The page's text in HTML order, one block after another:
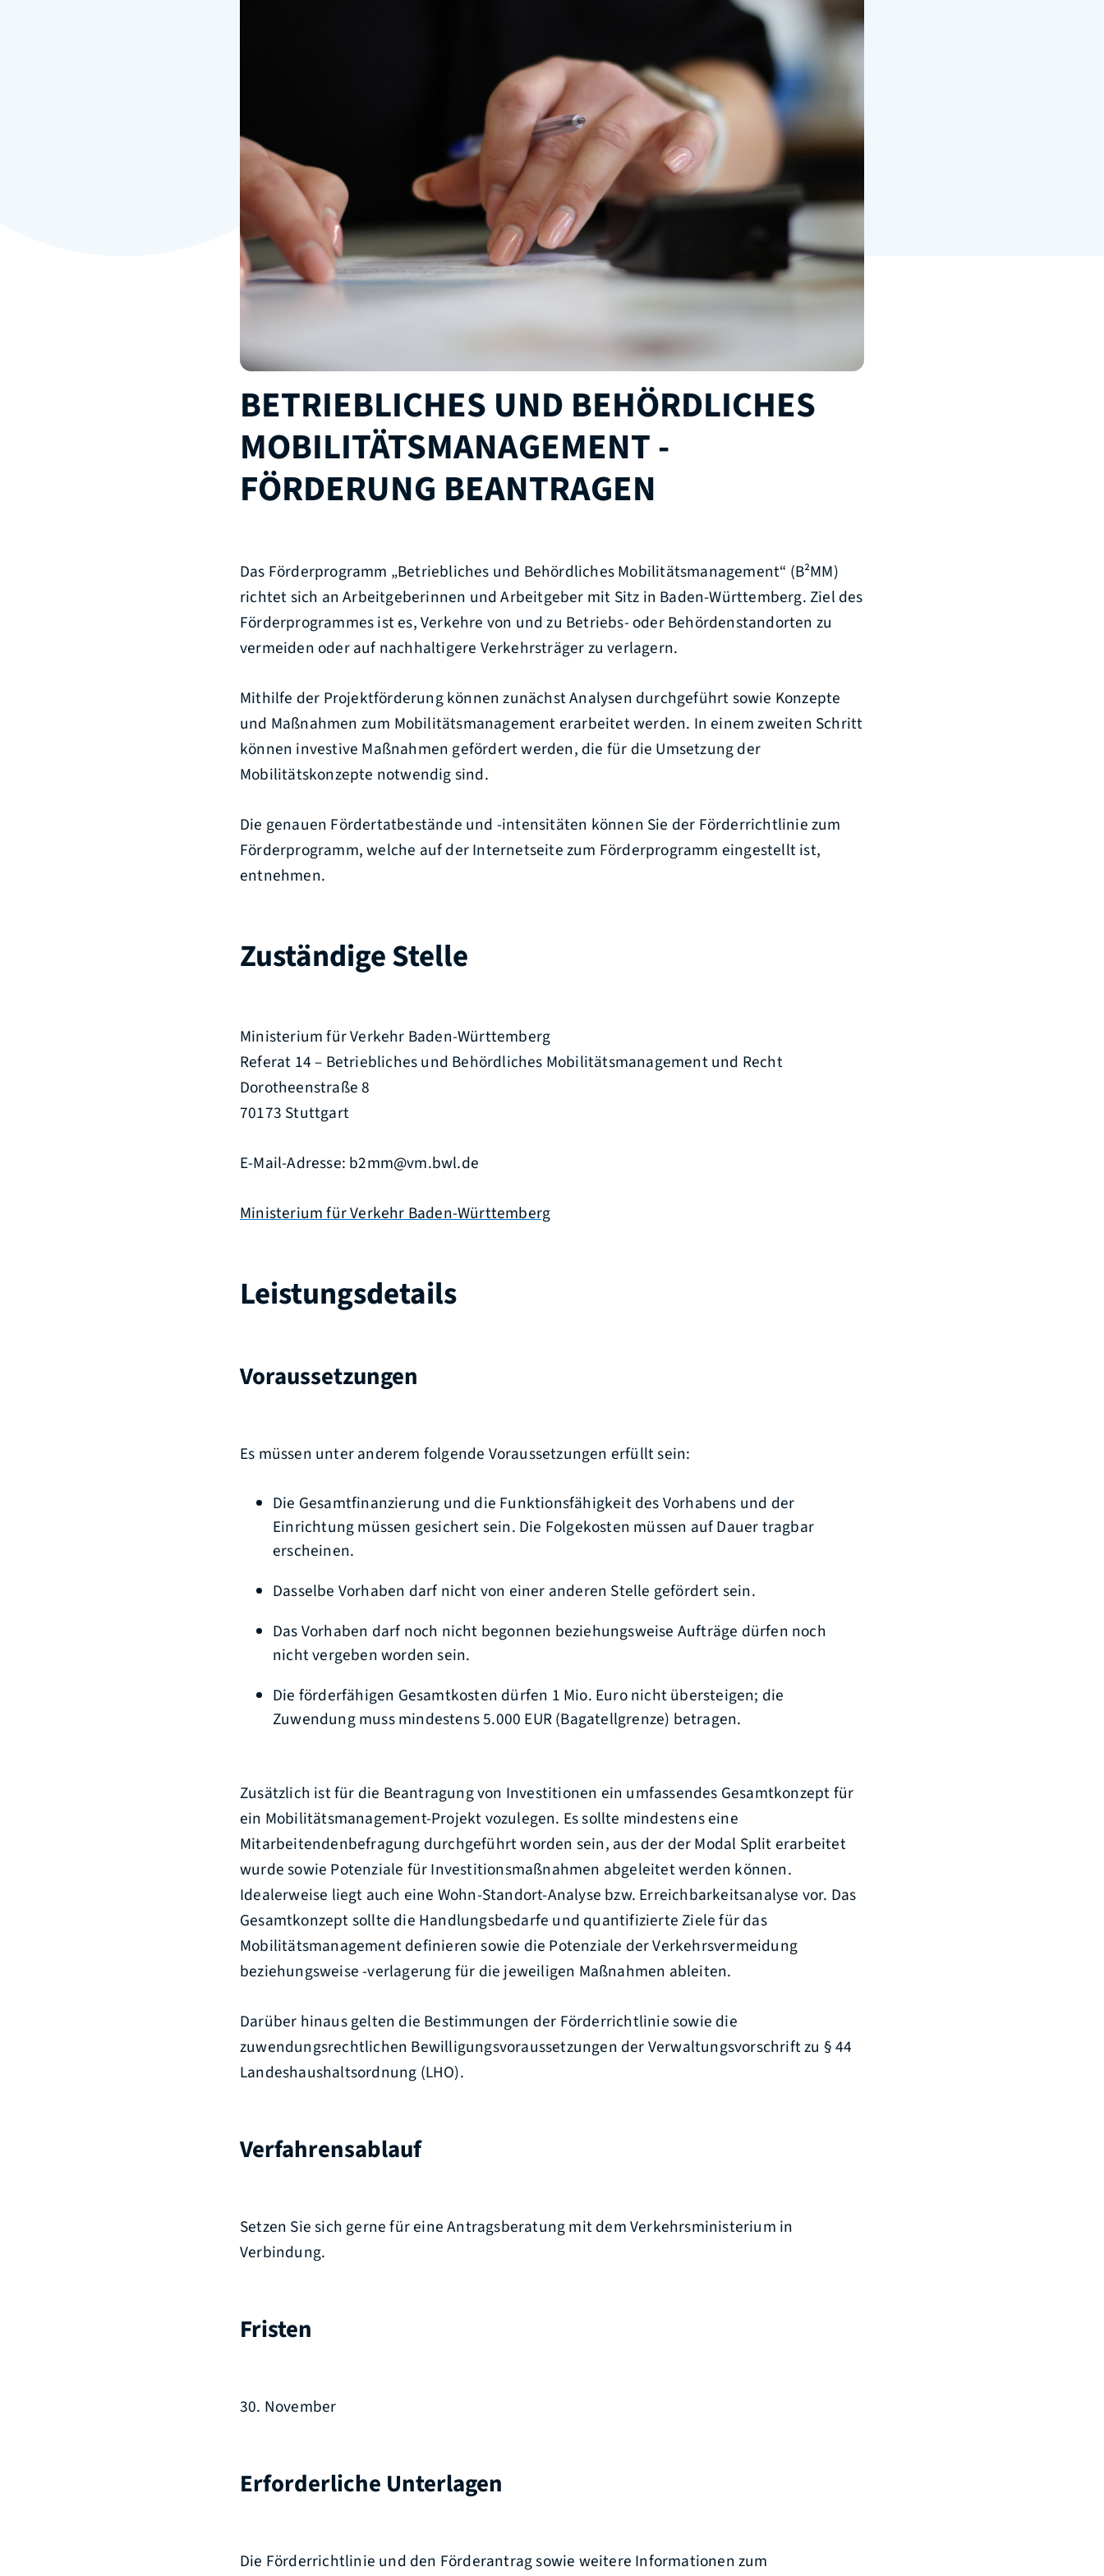
BETRIEBLICHES UND BEHÖRDLICHES
MOBILITÄTSMANAGEMENT -
FÖRDERUNG BEANTRAGEN
Das Förderprogramm „Betriebliches und Behördliches Mobilitätsmanagement“ (B²MM)
richtet sich an Arbeitgeberinnen und Arbeitgeber mit Sitz in Baden-Württemberg. Ziel des
Förderprogrammes ist es, Verkehre von und zu Betriebs- oder Behördenstandorten zu
vermeiden oder auf nachhaltigere Verkehrsträger zu verlagern.
Mithilfe der Projektförderung können zunächst Analysen durchgeführt sowie Konzepte
und Maßnahmen zum Mobilitätsmanagement erarbeitet werden. In einem zweiten Schritt
können investive Maßnahmen gefördert werden, die für die Umsetzung der
Mobilitätskonzepte notwendig sind.
Die genauen Fördertatbestände und -intensitäten können Sie der Förderrichtlinie zum
Förderprogramm, welche auf der Internetseite zum Förderprogramm eingestellt ist,
entnehmen.
Zuständige Stelle
Ministerium für Verkehr Baden-Württemberg
Referat 14 – Betriebliches und Behördliches Mobilitätsmanagement und Recht
Dorotheenstraße 8
70173 Stuttgart
E-Mail-Adresse: b2mm@vm.bwl.de
Ministerium für Verkehr Baden-Württemberg
Leistungsdetails
Voraussetzungen
Es müssen unter anderem folgende Voraussetzungen erfüllt sein:
Die Gesamtfinanzierung und die Funktionsfähigkeit des Vorhabens und der
Einrichtung müssen gesichert sein. Die Folgekosten müssen auf Dauer tragbar
erscheinen.
Dasselbe Vorhaben darf nicht von einer anderen Stelle gefördert sein.
Das Vorhaben darf noch nicht begonnen beziehungsweise Aufträge dürfen noch
nicht vergeben worden sein.
Die förderfähigen Gesamtkosten dürfen 1 Mio. Euro nicht übersteigen; die
Zuwendung muss mindestens 5.000 EUR (Bagatellgrenze) betragen.
Zusätzlich ist für die Beantragung von Investitionen ein umfassendes Gesamtkonzept für
ein Mobilitätsmanagement-Projekt vozulegen. Es sollte mindestens eine
Mitarbeitendenbefragung durchgeführt worden sein, aus der der Modal Split erarbeitet
wurde sowie Potenziale für Investitionsmaßnahmen abgeleitet werden können.
Idealerweise liegt auch eine Wohn-Standort-Analyse bzw. Erreichbarkeitsanalyse vor. Das
Gesamtkonzept sollte die Handlungsbedarfe und quantifizierte Ziele für das
Mobilitätsmanagement definieren sowie die Potenziale der Verkehrsvermeidung
beziehungsweise -verlagerung für die jeweiligen Maßnahmen ableiten.
Darüber hinaus gelten die Bestimmungen der Förderrichtlinie sowie die
zuwendungsrechtlichen Bewilligungsvoraussetzungen der Verwaltungsvorschrift zu § 44
Landeshaushaltsordnung (LHO).
Verfahrensablauf
Setzen Sie sich gerne für eine Antragsberatung mit dem Verkehrsministerium in
Verbindung.
Fristen
30. November
Erforderliche Unterlagen
Die Förderrichtlinie und den Förderantrag sowie weitere Informationen zum